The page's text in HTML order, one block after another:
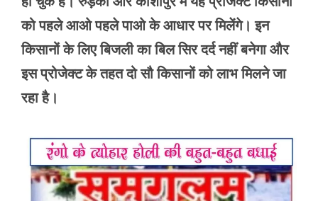
को पहले आओ पहले पाओ के आधार पर मिलेंगे। इन
किसानों के लिए बिजली का बिल सिर दर्द नहीं बनेगा और
इस प्रोजेक्ट के तहत दो सौ किसानों को लाभ मिलने जा
रहा है।